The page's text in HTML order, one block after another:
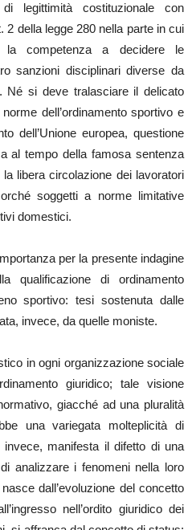
legittimità costituzionale con
2 della legge 280 nella parte in cui
competenza a decidere le
sanzioni disciplinari diverse da
Né si deve tralasciare il delicato
dell’ordinamento sportivo e
dell’Unione europea, questione
al tempo della famosa sentenza
libera circolazione dei lavoratori
soggetti a norme limitative
domestici.
per la presente indagine
qualificazione di ordinamento
sportivo: tesi sostenuta dalle
invece, da quelle moniste.
in ogni organizzazione sociale
giuridico; tale visione
giacché ad una pluralità
una variegata molteplicità di
manifesta il difetto di una
analizzare i fenomeni nella loro
dall’evoluzione del concetto
nell’ordito giuridico dei